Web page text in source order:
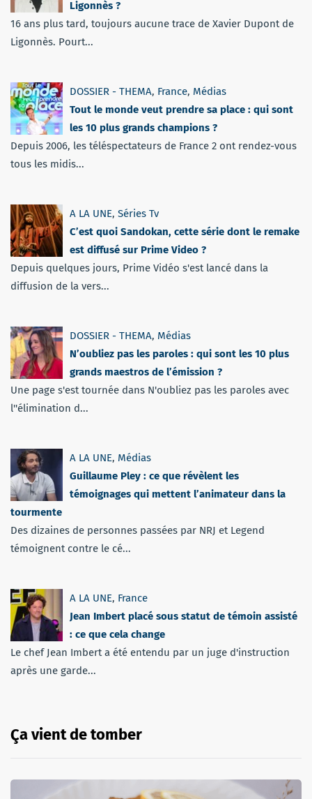
Ligonnès ?
16 ans plus tard, toujours aucune trace de Xavier Dupont de
Ligonnès. Pourt...
DOSSIER - THEMA, France, Médias
Tout le monde veut prendre sa place : qui sont
les 10 plus grands champions ?
Depuis 2006, les téléspectateurs de France 2 ont rendez-vous
tous les midis...
A LA UNE, Séries Tv
C’est quoi Sandokan, cette série dont le remake
est diffusé sur Prime Video ?
Depuis quelques jours, Prime Vidéo s'est lancé dans la
diffusion de la vers...
DOSSIER - THEMA, Médias
N’oubliez pas les paroles : qui sont les 10 plus
grands maestros de l’émission ?
Une page s'est tournée dans N'oubliez pas les paroles avec
l''élimination d...
A LA UNE, Médias
Guillaume Pley : ce que révèlent les
témoignages qui mettent l’animateur dans la
tourmente
Des dizaines de personnes passées par NRJ et Legend
témoignent contre le cé...
A LA UNE, France
Jean Imbert placé sous statut de témoin assisté
: ce que cela change
Le chef Jean Imbert a été entendu par un juge d'instruction
après une garde...
Ça vient de tomber